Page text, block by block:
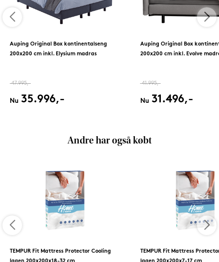
Auping Original Box kontinentalseng
200x200 cm inkl. Elysium madras
47.995,-
Nu 35.996,-
Auping Original Box
200x200 cm inkl. Evolve
41.995,-
Nu 31.496,-
Andre har også købt
TEMPUR Fit Mattress Protector Cooling
TEMPUR Fit Mattress